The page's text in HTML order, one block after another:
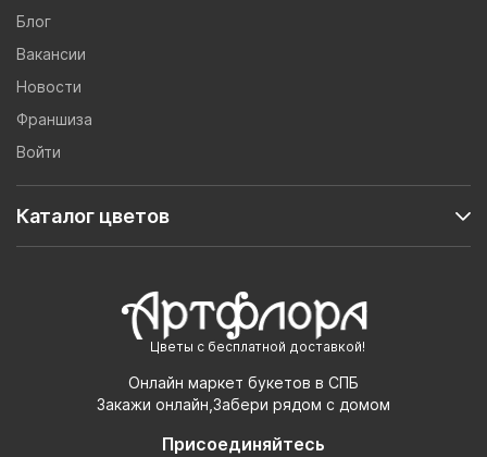
Цветы с бесплатной доставкой!
Онлайн маркет букетов в СПБ
Закажи онлайн,Забери рядом с домом
Присоединяйтесь
Блог
Вакансии
Новости
Франшиза
Войти
Каталог цветов